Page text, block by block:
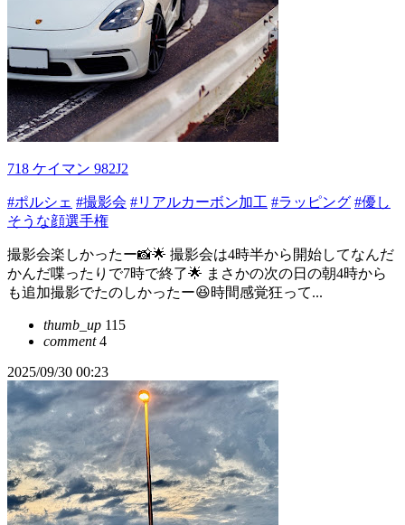
718 ケイマン 982J2
#ポルシェ #撮影会 #リアルカーボン加工 #ラッピング #優し
そうな顔選手権
撮影会楽しかったー📸🌟 撮影会は4時半から開始してなんだ
かんだ喋ったりで7時で終了🌟 まさかの次の日の朝4時から
も追加撮影でたのしかったー😆時間感覚狂って...
thumb_up 115
comment4
2025/09/30 00:23